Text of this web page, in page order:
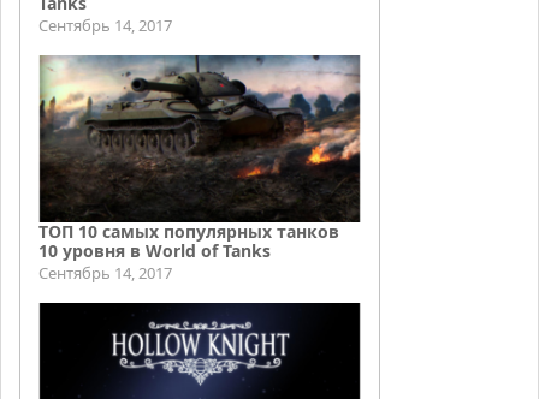
Сентябрь 14, 2017
ТОП 10 самых популярных танков
10 уровня в World of Tanks
Сентябрь 14, 2017